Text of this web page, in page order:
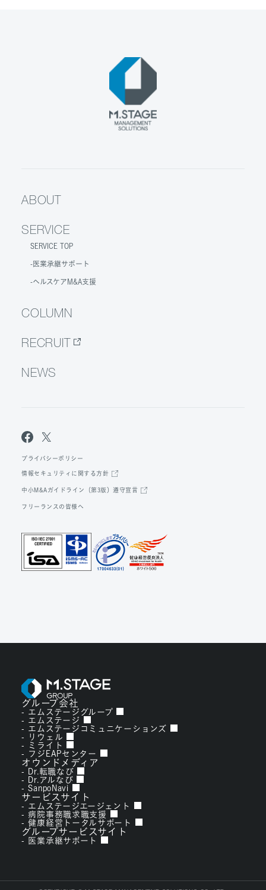
ABOUT
SERVICE
SERVICE TOP
医業承継サポート
ヘルスケアM&A支援
COLUMN
RECRUIT
NEWS
プライバシーポリシー
情報セキュリティに関する方針
中小M&Aガイドライン（第3版）遵守宣言
フリーランスの皆様へ
グループ会社
エムステージグループ
エムステージ
エムステージコミュニケーションズ
リウェル
ミライト
フジEAPセンター
オウンドメディア
Dr.転職なび
Dr.アルなび
SanpoNavi
サービスサイト
エムステージエージェント
病院事務職求職支援
健康経営トータルサポート
グループサービスサイト
医業承継サポート